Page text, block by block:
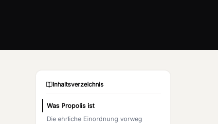
Inhaltsverzeichnis
Was Propolis ist
Die ehrliche Einordnung vorweg